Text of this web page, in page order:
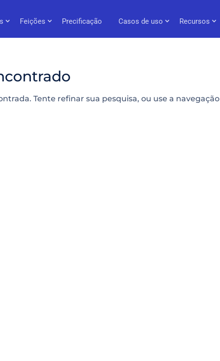
Feições Precificação Casos de uso Recursos
Tente refinar sua pesquisa, ou use a navegação